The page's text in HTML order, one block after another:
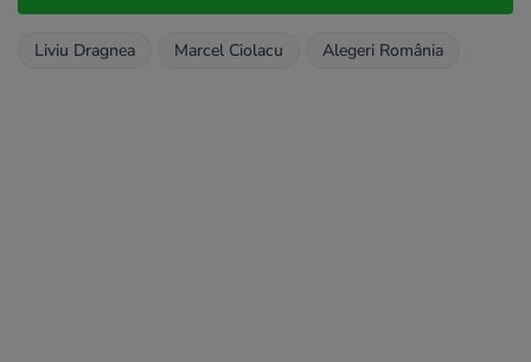
Liviu Dragnea Marcel Ciolacu Alegeri România